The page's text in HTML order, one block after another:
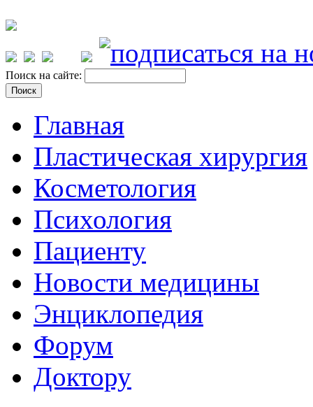
Поиск на сайте:
Главная
Пластическая хирургия
Косметология
Психология
Пациенту
Новости медицины
Энциклопедия
Форум
Доктору